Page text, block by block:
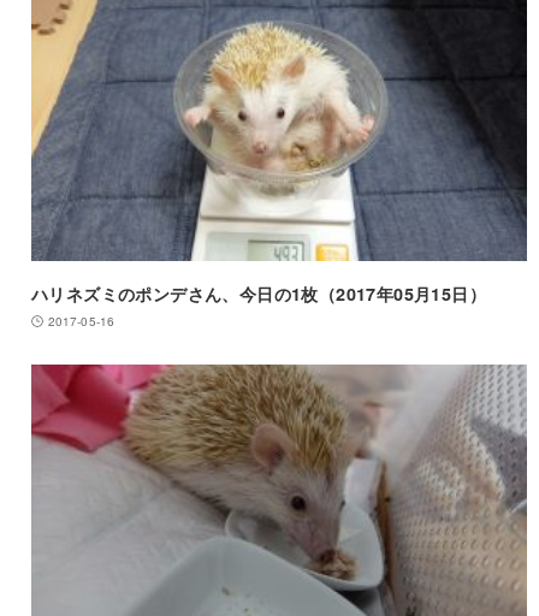
ハリネズミのポンデさん、今日の1枚（2017年05月15日）
2017-05-16